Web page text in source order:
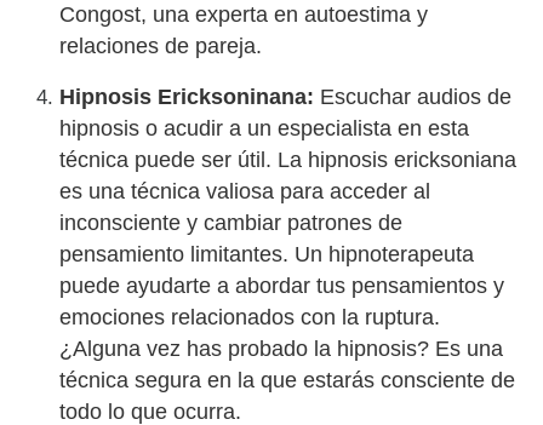
Congost, una experta en autoestima y
relaciones de pareja.
Hipnosis Ericksoninana: Escuchar audios de
hipnosis o acudir a un especialista en esta
técnica puede ser útil. La hipnosis ericksoniana
es una técnica valiosa para acceder al
inconsciente y cambiar patrones de
pensamiento limitantes. Un hipnoterapeuta
puede ayudarte a abordar tus pensamientos y
emociones relacionados con la ruptura.
¿Alguna vez has probado la hipnosis? Es una
técnica segura en la que estarás consciente de
todo lo que ocurra.